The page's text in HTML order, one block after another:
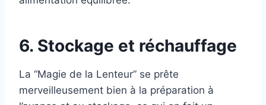
6. Stockage et réchauffage
La “Magie de la Lenteur” se prête
merveilleusement bien à la préparation à